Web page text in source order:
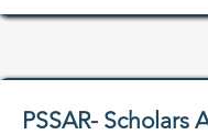
PSSAR- Scholars